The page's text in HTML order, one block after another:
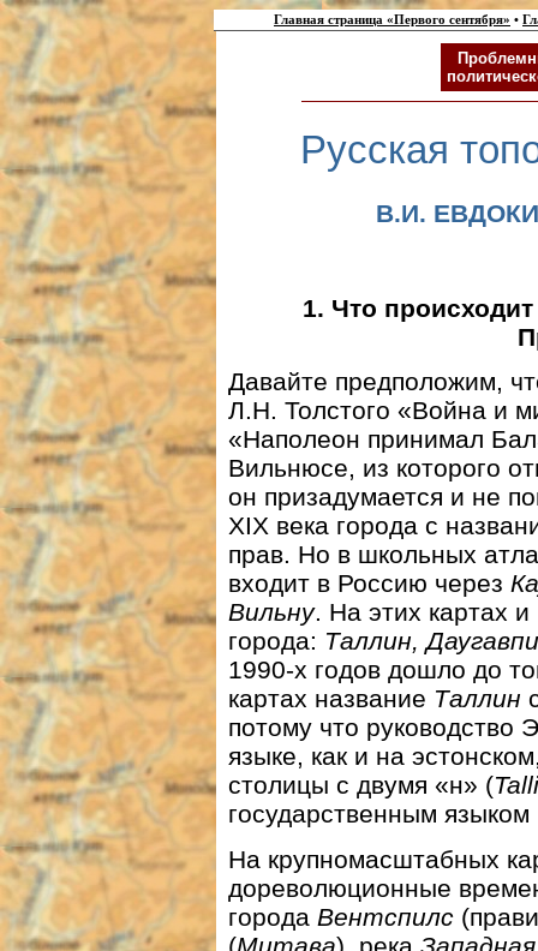
Главная страница «Первого сентября» •
Русская
В.И.
1. Что
Давайте предположим,
Л.Н. Толстого «Война и
«Наполеон принимал
Вильнюсе, из которого
он призадумается и не
XIX века города с
прав. Но в школьных
входит в Россию через
Вильну. На этих картах
города: Таллин,
1990-х годов дошло до
картах название Таллин
потому что руководство
языке, как и на
столицы с двумя «н» (
государственным
На крупномасштабных
дореволюционные
города Вентспилс
(Митава), река